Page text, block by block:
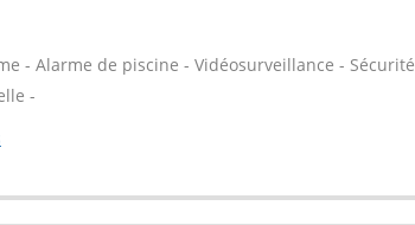
- Alarme de piscine - Vidéosurveillance - Sécurité
-